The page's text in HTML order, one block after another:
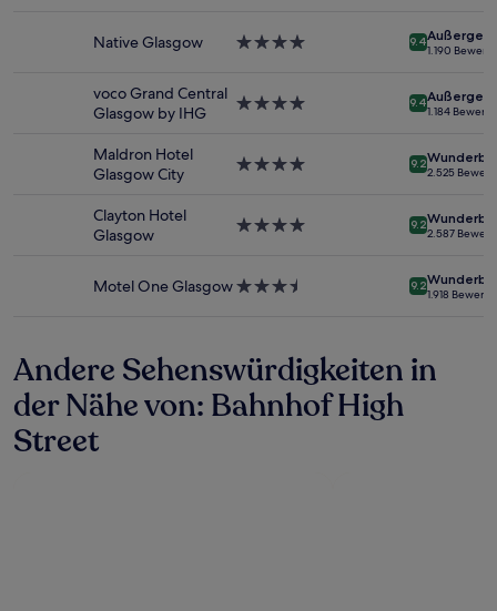
1 Übernachtung
gefunden
Verfügbarkeiten
Native Glasgow
4.0-
9.4
1.190
voco Grand Central
Glasgow by IHG
4.0-
9.4
1.184
Maldron Hotel
Glasgow City
4.0-
9.2
2.525
Clayton Hotel
Glasgow
4.0-
9.2
2.587
Motel One Glasgow3.5-
9.2
1.918
Andere Sehenswürdigkeiten in
der Nähe von: Bahnhof High
Street